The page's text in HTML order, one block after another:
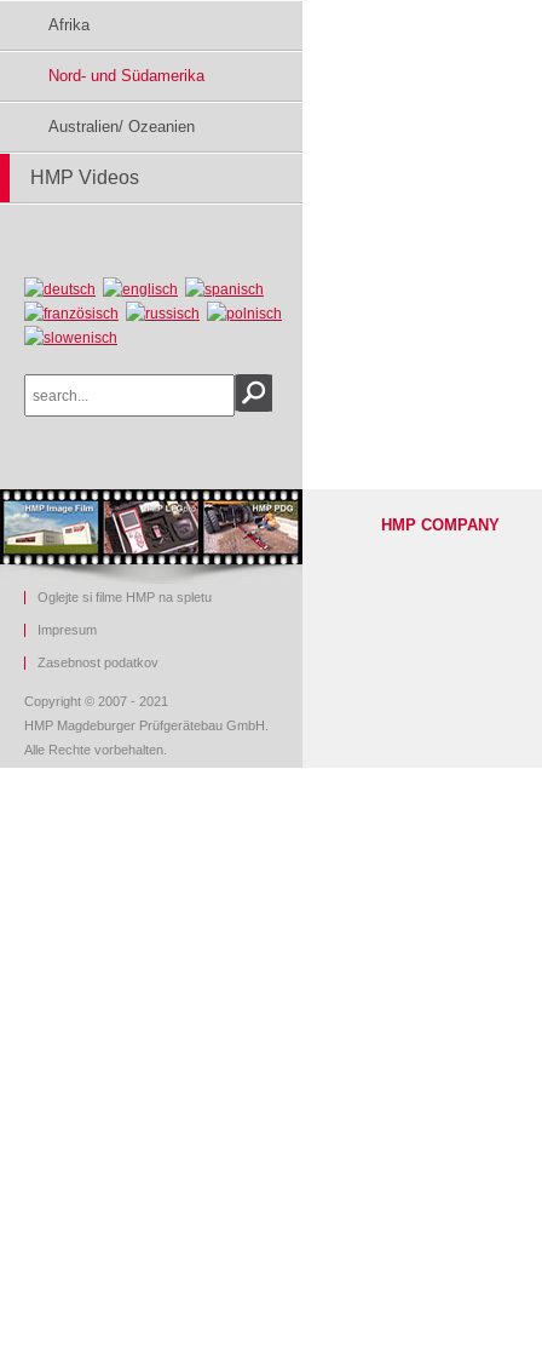
Afrika
Nord- und Südamerika
Australien/ Ozeanien
HMP Videos
Oglejte si filme HMP na spletu
Impresum
Zasebnost podatkov
Copyright © 2007 - 2021
HMP Magdeburger Prüfgerätebau GmbH.
Alle Rechte vorbehalten.
HMP COMPANY